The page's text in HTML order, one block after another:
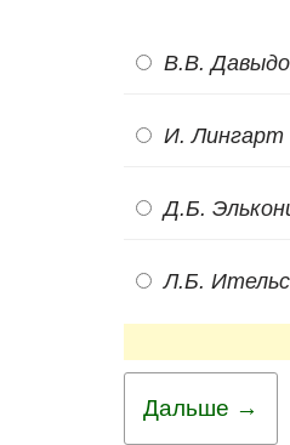
В.В.
И. Лингарт
Д.Б.
Л.Б.
Дальше →